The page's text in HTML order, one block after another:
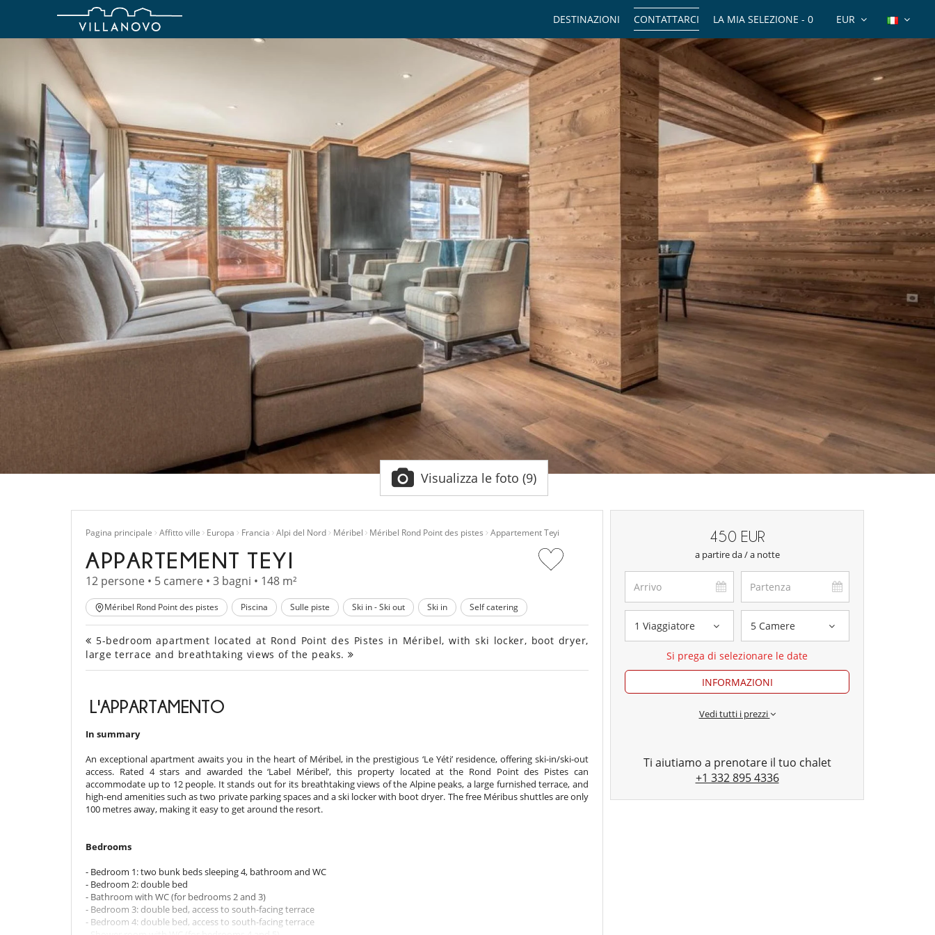
EUR
LA MIA SELEZIONE - 0
CONTATTARCI
DESTINAZIONI
Visualizza le foto (9)
Pagina principale Affitto ville Europa Francia Alpi del Nord Méribel Méribel Rond Point des pistes Appartement Teyi
APPARTEMENT TEYI
12 persone • 5 camere • 3 bagni • 148 m²
Méribel Rond Point des pistes Piscina Sulle piste Ski in - Ski out Ski in Self catering
5-bedroom apartment located at Rond Point des Pistes in Méribel, with ski locker, boot dryer,
large terrace and breathtaking views of the peaks.
L'APPARTAMENTO
In summary
An exceptional apartment awaits you in the heart of Méribel, in the prestigious ‘Le Yéti’ residence, offering ski-in/ski-out
access. Rated 4 stars and awarded the ‘Label Méribel’, this property located at the Rond Point des Pistes can
accommodate up to 12 people. It stands out for its breathtaking views of the Alpine peaks, a large furnished terrace, and
high-end amenities such as two private parking spaces and a ski locker with boot dryer. The free Méribus shuttles are only
100 metres away, making it easy to get around the resort.
Bedrooms
- Bedroom 1: two bunk beds sleeping 4, bathroom and WC
- Bedroom 2: double bed
- Bathroom with WC (for bedrooms 2 and 3)
- Bedroom 3: double bed, access to south-facing terrace
- Bedroom 4: double bed, access to south-facing terrace
450 EUR
a partire da / a notte
1 Viaggiatore 5 Camere
Si prega di selezionare le date
INFORMAZIONI
Vedi tutti i prezzi
Ti aiutiamo a prenotare il tuo chalet
+1 332 895 4336